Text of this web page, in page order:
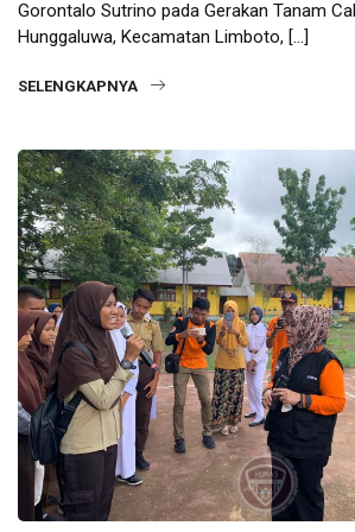
Gorontalo Sutrino pada Gerakan Tanam
Hunggaluwa, Kecamatan Limboto, […]
SELENGKAPNYA